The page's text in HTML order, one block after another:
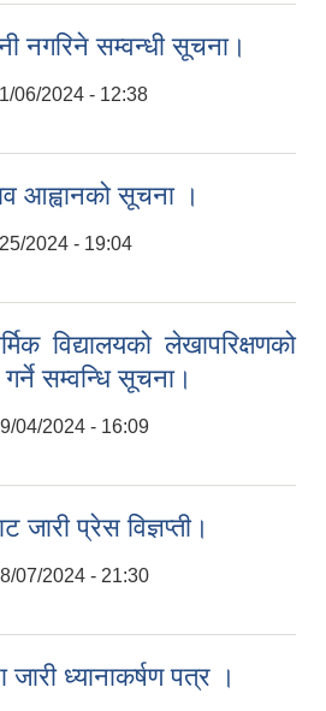
नगरिने सम्वन्धी सूचना।
06/2024 - 12:38
आह्वानको सूचना ।
2024 - 19:04
विद्यालयको लेखापरिक्षणको
सम्वन्धि सूचना।
04/2024 - 16:09
जारी प्रेस विज्ञप्ती।
07/2024 - 21:30
जारी ध्यानाकर्षण पत्र ।